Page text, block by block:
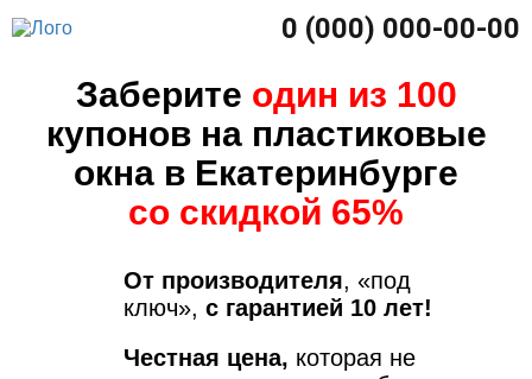
0 (000) 000-00-00
Заберите один из 100
купонов на пластиковые
окна в Екатеринбурге
со скидкой 65%
От производителя, «под
ключ», с гарантией 10 лет!
Честная цена, которая не